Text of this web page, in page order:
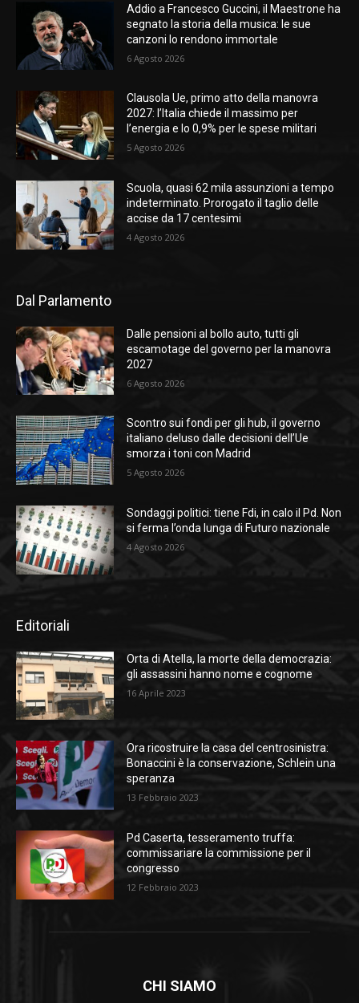
Addio a Francesco Guccini, il Maestrone ha
segnato la storia della musica: le sue
canzoni lo rendono immortale
6 Agosto 2026
Clausola Ue, primo atto della manovra
2027: l’Italia chiede il massimo per
l’energia e lo 0,9% per le spese militari
5 Agosto 2026
Scuola, quasi 62 mila assunzioni a tempo
indeterminato. Prorogato il taglio delle
accise da 17 centesimi
4 Agosto 2026
Dal Parlamento
Dalle pensioni al bollo auto, tutti gli
escamotage del governo per la manovra
2027
6 Agosto 2026
Scontro sui fondi per gli hub, il governo
italiano deluso dalle decisioni dell’Ue
smorza i toni con Madrid
5 Agosto 2026
Sondaggi politici: tiene Fdi, in calo il Pd. Non
si ferma l’onda lunga di Futuro nazionale
4 Agosto 2026
Editoriali
Orta di Atella, la morte della democrazia:
gli assassini hanno nome e cognome
16 Aprile 2023
Ora ricostruire la casa del centrosinistra:
Bonaccini è la conservazione, Schlein una
speranza
13 Febbraio 2023
Pd Caserta, tesseramento truffa:
commissariare la commissione per il
congresso
12 Febbraio 2023
CHI SIAMO